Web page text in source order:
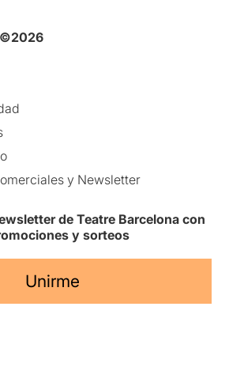
©2026
y Newsletter
de Teatre Barcelona con
y sorteos
Unirme